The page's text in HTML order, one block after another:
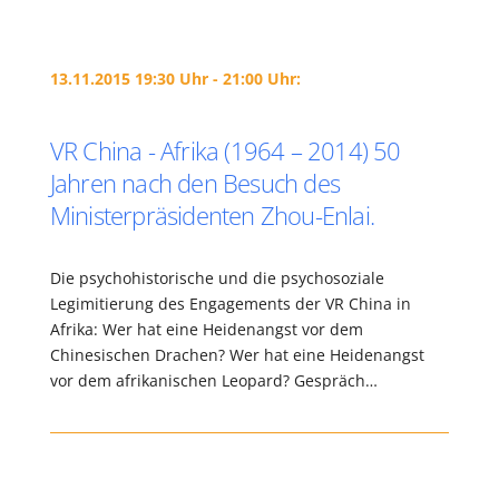
13.11.2015 19:30 Uhr - 21:00 Uhr:
VR China - Afrika (1964 – 2014) 50
Jahren nach den Besuch des
Ministerpräsidenten Zhou-Enlai.
Die psychohistorische und die psychosoziale
Legimitierung des Engagements der VR China in
Afrika: Wer hat eine Heidenangst vor dem
Chinesischen Drachen? Wer hat eine Heidenangst
vor dem afrikanischen Leopard? Gespräch…